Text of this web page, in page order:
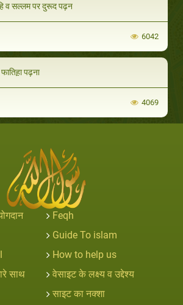
व सल्लम पर दुरूद पढ़न
6042
पढ़ना
4069
Feqh
Guide To islam
How to help us
साथ
वेसाइट के लक्ष्य व उद्देश्य
साइट का नक्शा